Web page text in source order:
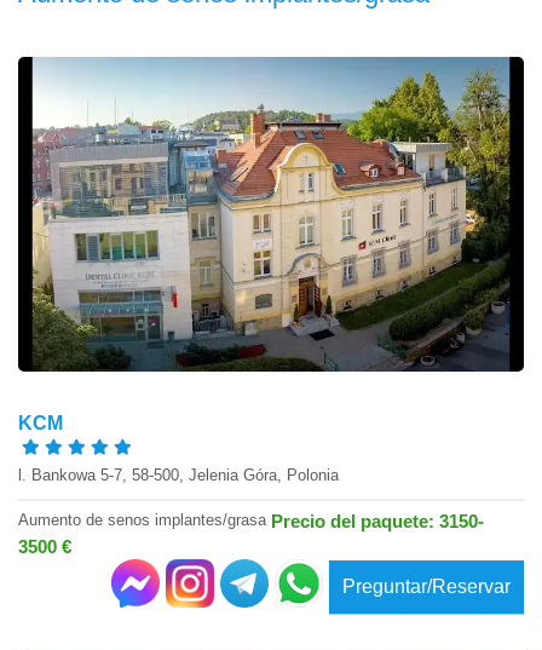
KCM
l. Bankowa 5-7, 58-500, Jelenia Góra, Polonia
Aumento de senos implantes/grasa Precio del paquete: 3150-
3500 €
Preguntar/Reservar